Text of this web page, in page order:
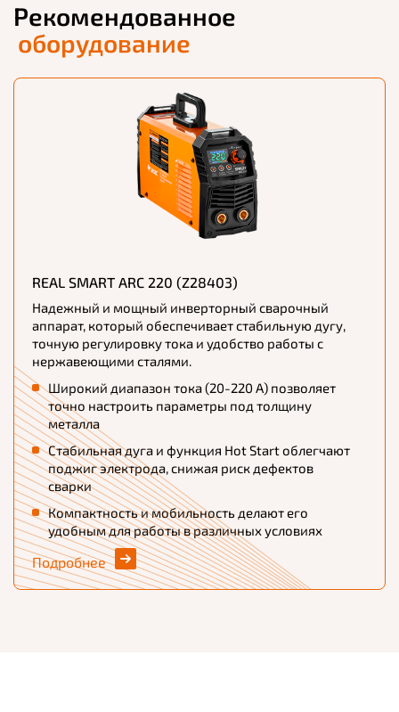
Рекомендованное
оборудование
REAL SMART ARC 220 (Z28403)
Надежный и мощный инверторный сварочный
аппарат, который обеспечивает стабильную дугу,
точную регулировку тока и удобство работы с
нержавеющими сталями.
Широкий диапазон тока (20-220 А) позволяет
точно настроить параметры под толщину
металла
Стабильная дуга и функция Hot Start облегчают
поджиг электрода, снижая риск дефектов
сварки
Компактность и мобильность делают его
удобным для работы в различных условиях
Подробнее